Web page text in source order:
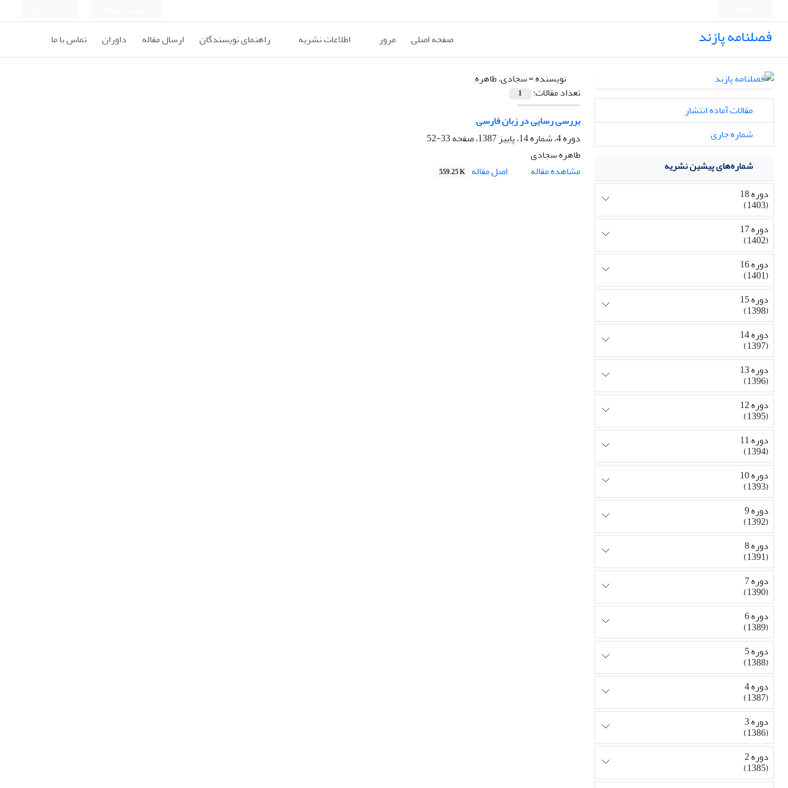
فصلنامه پازند صفحه اصلی مرور اطلاعات نشریه راهنمای نویسندگان ارسال مقاله داوران تماس با ما
نویسنده =سجادی، طاهره
تعداد مقالات:
1
بررسی رسایی در زبان فارسی
دوره 4، شماره 14، پاییز 1387، صفحه
33-52
طاهره سجادی
مشاهده مقاله
اصل مقاله 559.25 K
مقالات آماده انتشار
شماره جاری
شماره‌های پیشین نشریه
دوره 18
(1403)
دوره 17
(1402)
دوره 16
(1401)
دوره 15
(1398)
دوره 14
(1397)
دوره 13
(1396)
دوره 12
(1395)
دوره 11
(1394)
دوره 10
(1393)
دوره 9
(1392)
دوره 8
(1391)
دوره 7
(1390)
دوره 6
(1389)
دوره 5
(1388)
دوره 4
(1387)
دوره 3
(1386)
دوره 2
(1385)